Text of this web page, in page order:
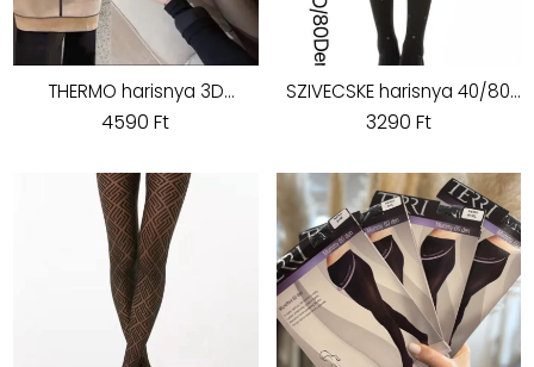
THERMO harisnya 3D
méretes
4590 Ft
SZIVECSKE harisnya 40/80
DEN
3290 Ft